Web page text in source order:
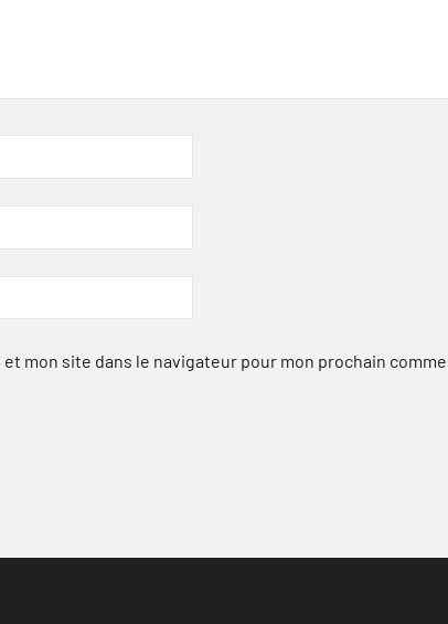
mon site dans le navigateur pour mon prochain